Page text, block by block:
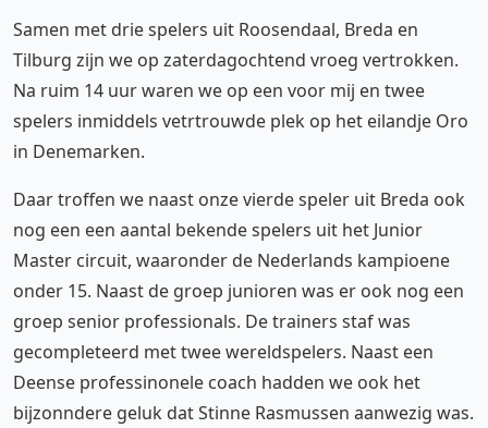
Samen met drie spelers uit Roosendaal, Breda en
Tilburg zijn we op zaterdagochtend vroeg vertrokken.
Na ruim 14 uur waren we op een voor mij en twee
spelers inmiddels vetrtrouwde plek op het eilandje Oro
in Denemarken.
Daar troffen we naast onze vierde speler uit Breda ook
nog een een aantal bekende spelers uit het Junior
Master circuit, waaronder de Nederlands kampioene
onder 15. Naast de groep junioren was er ook nog een
groep senior professionals. De trainers staf was
gecompleteerd met twee wereldspelers. Naast een
Deense professinonele coach hadden we ook het
bijzonndere geluk dat Stinne Rasmussen aanwezig was.